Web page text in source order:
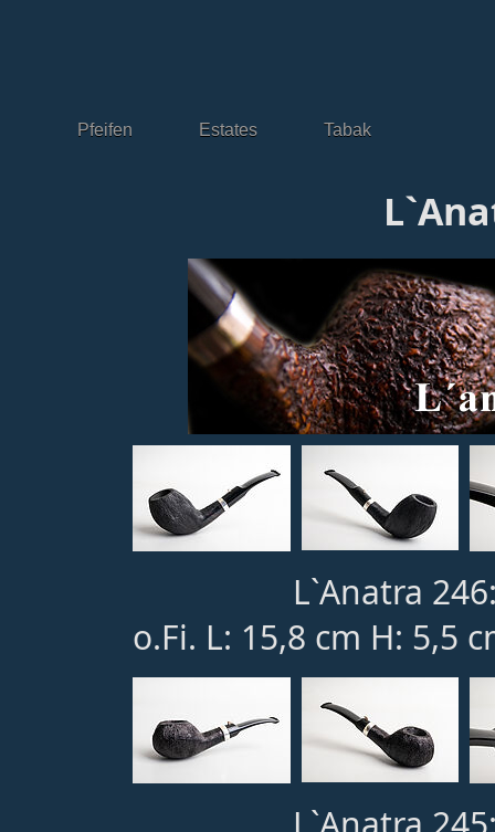
Pfeifen Estates Tabak
L`Anatra
o.Fi. L: 15,8 cm H: 5,5